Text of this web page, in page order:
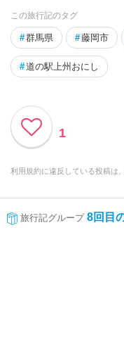
この旅行記のタグ
#群馬県 #藤岡市
#道の駅上州おにし
1
利用規約に違反している投稿は
旅行記グループ 8回目